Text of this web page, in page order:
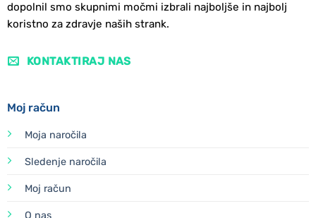
dopolnil smo skupnimi močmi izbrali najboljše in najbolj
koristno za zdravje naših strank.
KONTAKTIRAJ NAS
Moj račun
Moja naročila
Sledenje naročila
Moj račun
O nas